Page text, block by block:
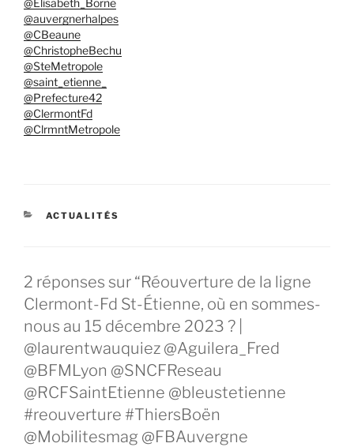
@auvergnerhalpes
@CBeaune
@ChristopheBechu
@SteMetropole
@saint_etienne_
@Prefecture42
@ClermontFd
@ClrmntMetropole
CATÉGORIES
ACTUALITÉS
2 réponses sur “Réouverture de la ligne
Clermont-Fd St-Étienne, où en sommes-
nous au 15 décembre 2023 ? |
@laurentwauquiez @Aguilera_Fred
@BFMLyon @SNCFReseau
@RCFSaintEtienne @bleustetienne
#reouverture #ThiersBoën
@Mobilitesmag @FBAuvergne